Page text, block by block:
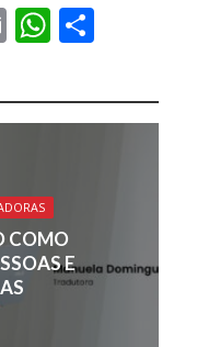
E
ai
l
W
at
s
p
p
S
ar
e
COMO
E